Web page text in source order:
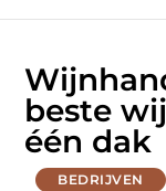
beste
één dak
BEDRIJVEN